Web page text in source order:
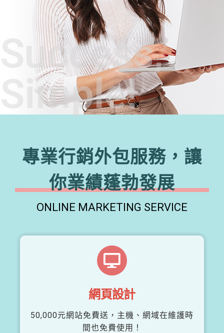
Success,
Simple!
專業行銷外包服務，讓
你業績蓬勃發展
ONLINE MARKETING SERVICE
網頁設計
50,000元網站免費送，主機、網域在維護時
間也免費使用！